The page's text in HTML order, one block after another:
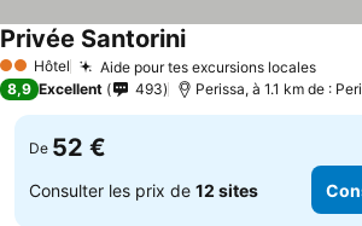
2 Étoiles
Hôtel Aide pour tes excursions locales
Privée Santorini
8,9 Excellent 493 Perissa, à 1.1 km de :
De 52 €
Consulter les prix de 12 sites